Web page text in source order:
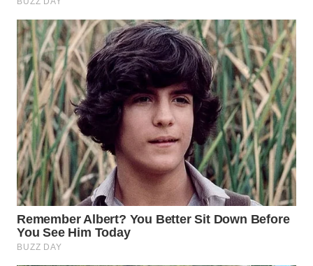
TEBING
TINGGI
WN
PAKPAK
WN
KARAWANG
WN
BEKASI
WN
BOGOR